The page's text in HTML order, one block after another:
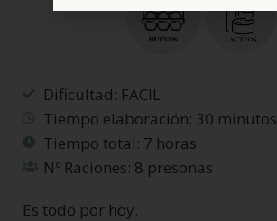
Dificultad: FACIL
Tiempo elaboración: 30 minutos
Tiempo total: 7 horas
Nº Raciones: 8 presonas
Es todo por hoy.